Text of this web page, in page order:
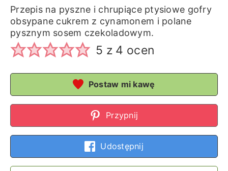
Przepis na pyszne i chrupiące ptysiowe gofry
obsypane cukrem z cynamonem i polane
pysznym sosem czekoladowym.
5 z 4 ocen
Postaw mi kawę
Przypnij
Udostępnij